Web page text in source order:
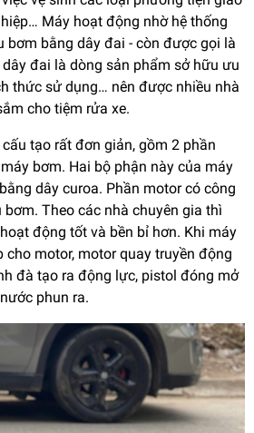
Máy hoạt động nhờ hệ thống
bơm bằng dây đai - còn được gọi là
đai là dòng sản phẩm sở hữu ưu
thức sử dụng… nên được nhiều nhà
cho tiệm rửa xe.
tạo rất đơn giản, gồm 2 phần
bơm. Hai bộ phận này của máy
dây curoa. Phần motor có công
Theo các nhà chuyên gia thì
động tốt và bền bỉ hơn. Khi máy
cho motor, motor quay truyền động
đà tạo ra động lực, pistol đóng mở
phun ra.